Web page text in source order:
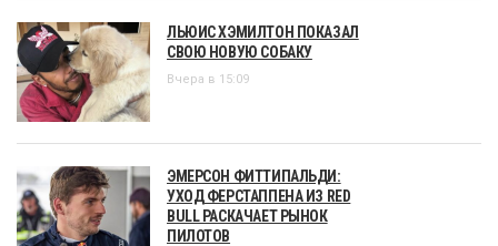
ЛЬЮИС ХЭМИЛТОН ПОКАЗАЛ
СВОЮ НОВУЮ СОБАКУ
Вчера в 15:09
ЭМЕРСОН ФИТТИПАЛЬДИ:
УХОД ФЕРСТАППЕНА ИЗ RED
BULL РАСКАЧАЕТ РЫНОК
ПИЛОТОВ